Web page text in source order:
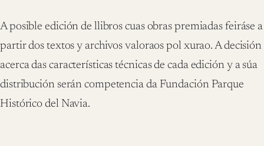
A posible edición de llibros cuas obras premiadas feiráse a
partir dos textos y archivos valoraos pol xurao. A decisión
acerca das características técnicas de cada edición y a súa
distribución serán competencia da Fundación Parque
Histórico del Navia.